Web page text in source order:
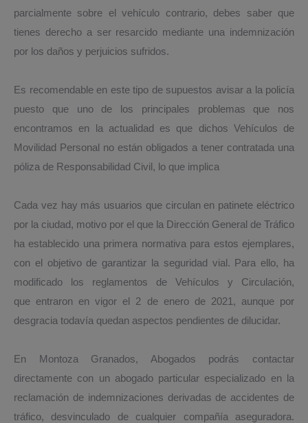
parcialmente sobre el vehículo contrario, debes saber que
tienes derecho a ser resarcido mediante una indemnización
por los daños y perjuicios sufridos.
Es recomendable en este tipo de supuestos avisar a la policía
puesto que uno de los principales problemas que nos
encontramos en la actualidad es que dichos Vehículos de
Movilidad Personal no están obligados a tener contratada una
póliza de Responsabilidad Civil, lo que implica
Cada vez hay más usuarios que circulan en patinete eléctrico
por la ciudad, motivo por el que la Dirección General de Tráfico
ha establecido una primera normativa para estos ejemplares,
con el objetivo de garantizar la seguridad vial. Para ello, ha
modificado los reglamentos de Vehículos y Circulación,
que entraron en vigor el 2 de enero de 2021, aunque por
desgracia todavía quedan aspectos pendientes de dilucidar.
En Montoza Granados, Abogados podrás contactar
directamente con un abogado particular especializado en la
reclamación de indemnizaciones derivadas de accidentes de
tráfico, desvinculado de cualquier compañía aseguradora.